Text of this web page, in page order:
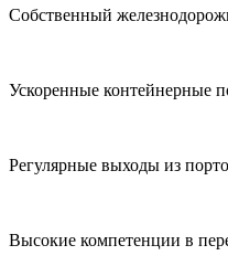
Собственный
Ускоренные контейнерные
Регулярные выходы из
Высокие компетенции в